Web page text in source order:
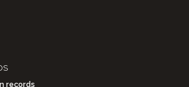
records